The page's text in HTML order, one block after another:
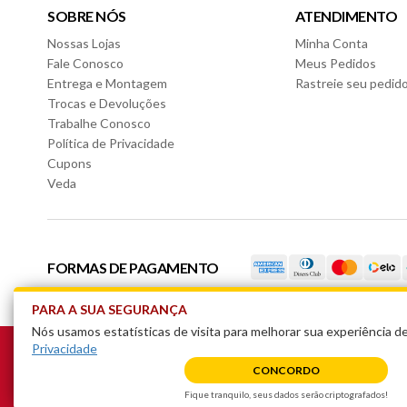
- Altura: 237cm
- Largura: 270cm
- Profundidade: 52cm
Garantia do Fornecedor: 3 meses (Se conter vidro ou
SOBRE NÓS
Nossas Lojas
Fale Conosco
Entrega e Montagem
Trocas e Devoluções
Trabalhe Conosco
Política de Privacidade
Cupons
Veda
ATENDIMENTO
Minha Conta
Meus Pedidos
Rastreie seu pedido
FORMAS DE PAGAMENTO
Realizamos entrega gratuita somente para produtos vendidos e entregues
nossas lojas físicas.
Valide se o seu CEP está apto a entrega grátis no carrinho de compras.
Não possuem Entrega Grátis: Sooretama, Jaguaré, Santa Teresa, Nova
Avenida Edson Antonio Breda, 750, Canivete, Linhares - ES, CEP:29.909-170.
PARA A SUA SEGURANÇA
Nós usamos estatísticas de visita para melhorar sua experiência
Privacidade
CONCORDO
Fique tranquilo, seus dados serão criptografados!